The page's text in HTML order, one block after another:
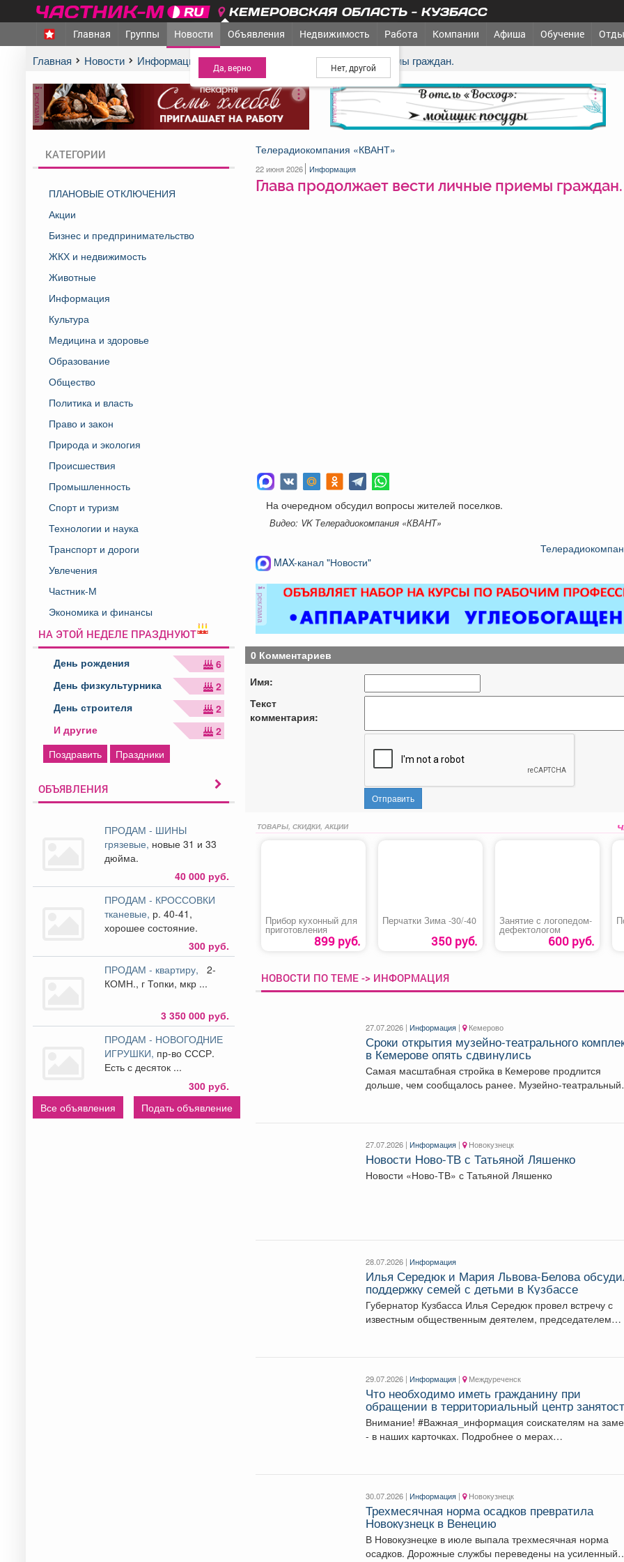
КЕМЕРОВСКАЯ ОБЛАСТЬ - КУЗБАСС
МЕЖДУРЕЧЕНСК - Ваш город?
Главная Группы Новости Объявления Недвижимость Работа Компании Афиша Обучение
Главная Новости Информация Глава продолжает вести личные приемы граждан.
реклама реклама
КАТЕГОРИИ
ПЛАНОВЫЕ ОТКЛЮЧЕНИЯ
Акции
Бизнес и предпринимательство
ЖКХ и недвижимость
Животные
Информация
Культура
Медицина и здоровье
Образование
Общество
Политика и власть
Право и закон
Природа и экология
Происшествия
Промышленность
Спорт и туризм
Технологии и наука
Транспорт и дороги
Увлечения
Частник-М
Экономика и финансы
НА ЭТОЙ НЕДЕЛЕ ПРАЗДНУЮТ
День рождения
6
День физкультурника
2
День строителя
2
И другие
2
Поздравить
Праздники
ОБЪЯВЛЕНИЯ
ПРОДАМ - ШИНЫ
грязевые, новые 31 и 33
дюйма.
40 000 руб.
ПРОДАМ - КРОССОВКИ
тканевые, р. 40-41,
хорошее состояние.
300 руб.
ПРОДАМ - квартиру,
2-
КОМН., г Топки, мкр ...
3 350 000 руб.
ПРОДАМ - НОВОГОДНИЕ
ИГРУШКИ, пр-во СССР.
Есть с десяток ...
300 руб.
Все объявления
Подать объявление
Телерадиокомпания «КВАНТ»
22 июня 2026 Информация
Глава продолжает вести личные приемы граждан.
На очередном обсудил вопросы жителей поселков.
Видео: VK Телерадиокомпания «КВАНТ»
MAX-канал "Новости"
реклама
0 Комментариев
Имя:
Текст
комментария:
Отправить
ТОВАРЫ, СКИДКИ, АКЦИИ
Прибор кухонный для
приготовления
899 руб.
Перчатки Зима -30/-40
350 руб.
Занятие с логопедом-
дефектологом
600 руб.
НОВОСТИ ПО ТЕМЕ -> ИНФОРМАЦИЯ
27.07.2026 | Информация | Кемерово
Сроки открытия музейно-театрального
в Кемерове опять сдвинулись
Самая масштабная стройка в Кемерове продлится
дольше, чем сообщалось ранее. Музейно-театральный
27.07.2026 | Информация | Новокузнецк
Новости Ново-ТВ с Татьяной Ляшенко
Новости «Ново-ТВ» с Татьяной Ляшенко
28.07.2026 | Информация
Илья Середюк и Мария Львова-Белова
поддержку семей с детьми в Кузбассе
Губернатор Кузбасса Илья Середюк провел встречу с
известным общественным деятелем, председателем
29.07.2026 | Информация | Междуреченск
Что необходимо иметь гражданину при
обращении в территориальный центр
населения
Внимание! #Важная_информация соискателям на заметку
- в наших карточках. Подробнее о мерах
30.07.2026 | Информация | Новокузнецк
Трехмесячная норма осадков превратила
Новокузнецк в Венецию
В Новокузнецке в июле выпала трехмесячная норма
осадков. Дорожные службы переведены на усиленный